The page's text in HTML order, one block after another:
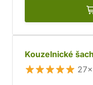
Kouzelnické
27×